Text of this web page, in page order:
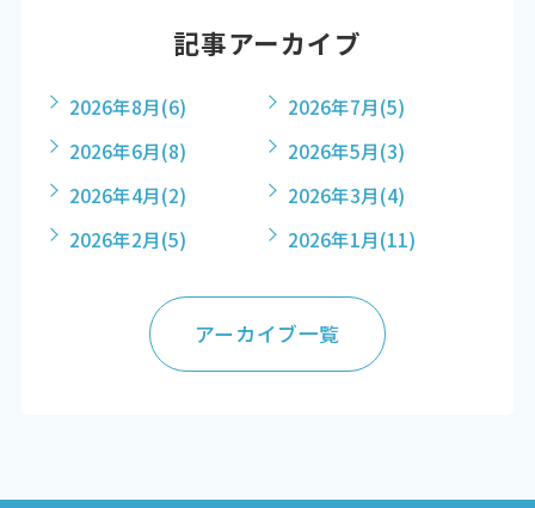
記事アーカイブ
2026年8月(6) 2026年7月(5)
2026年6月(8) 2026年5月(3)
2026年4月(2) 2026年3月(4)
2026年2月(5) 2026年1月(11)
アーカイブ一覧